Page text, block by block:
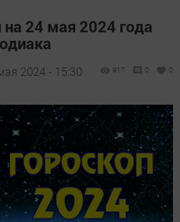
на 24 мая 2024 года
2024 - 15:30 917 0 0